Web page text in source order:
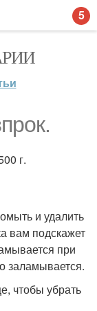
г.
и удалить
вам подскажет
при
заламывается.
чтобы убрать
5